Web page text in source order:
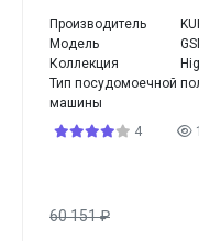
Производитель
Модель
Коллекция
Тип посудомоечной
машины
4
60 151₽